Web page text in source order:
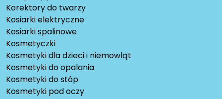
Korektory do twarzy
Kosiarki elektryczne
Kosiarki spalinowe
Kosmetyczki
Kosmetyki dla dzieci i niemowląt
Kosmetyki do opalania
Kosmetyki do stóp
Kosmetyki pod oczy